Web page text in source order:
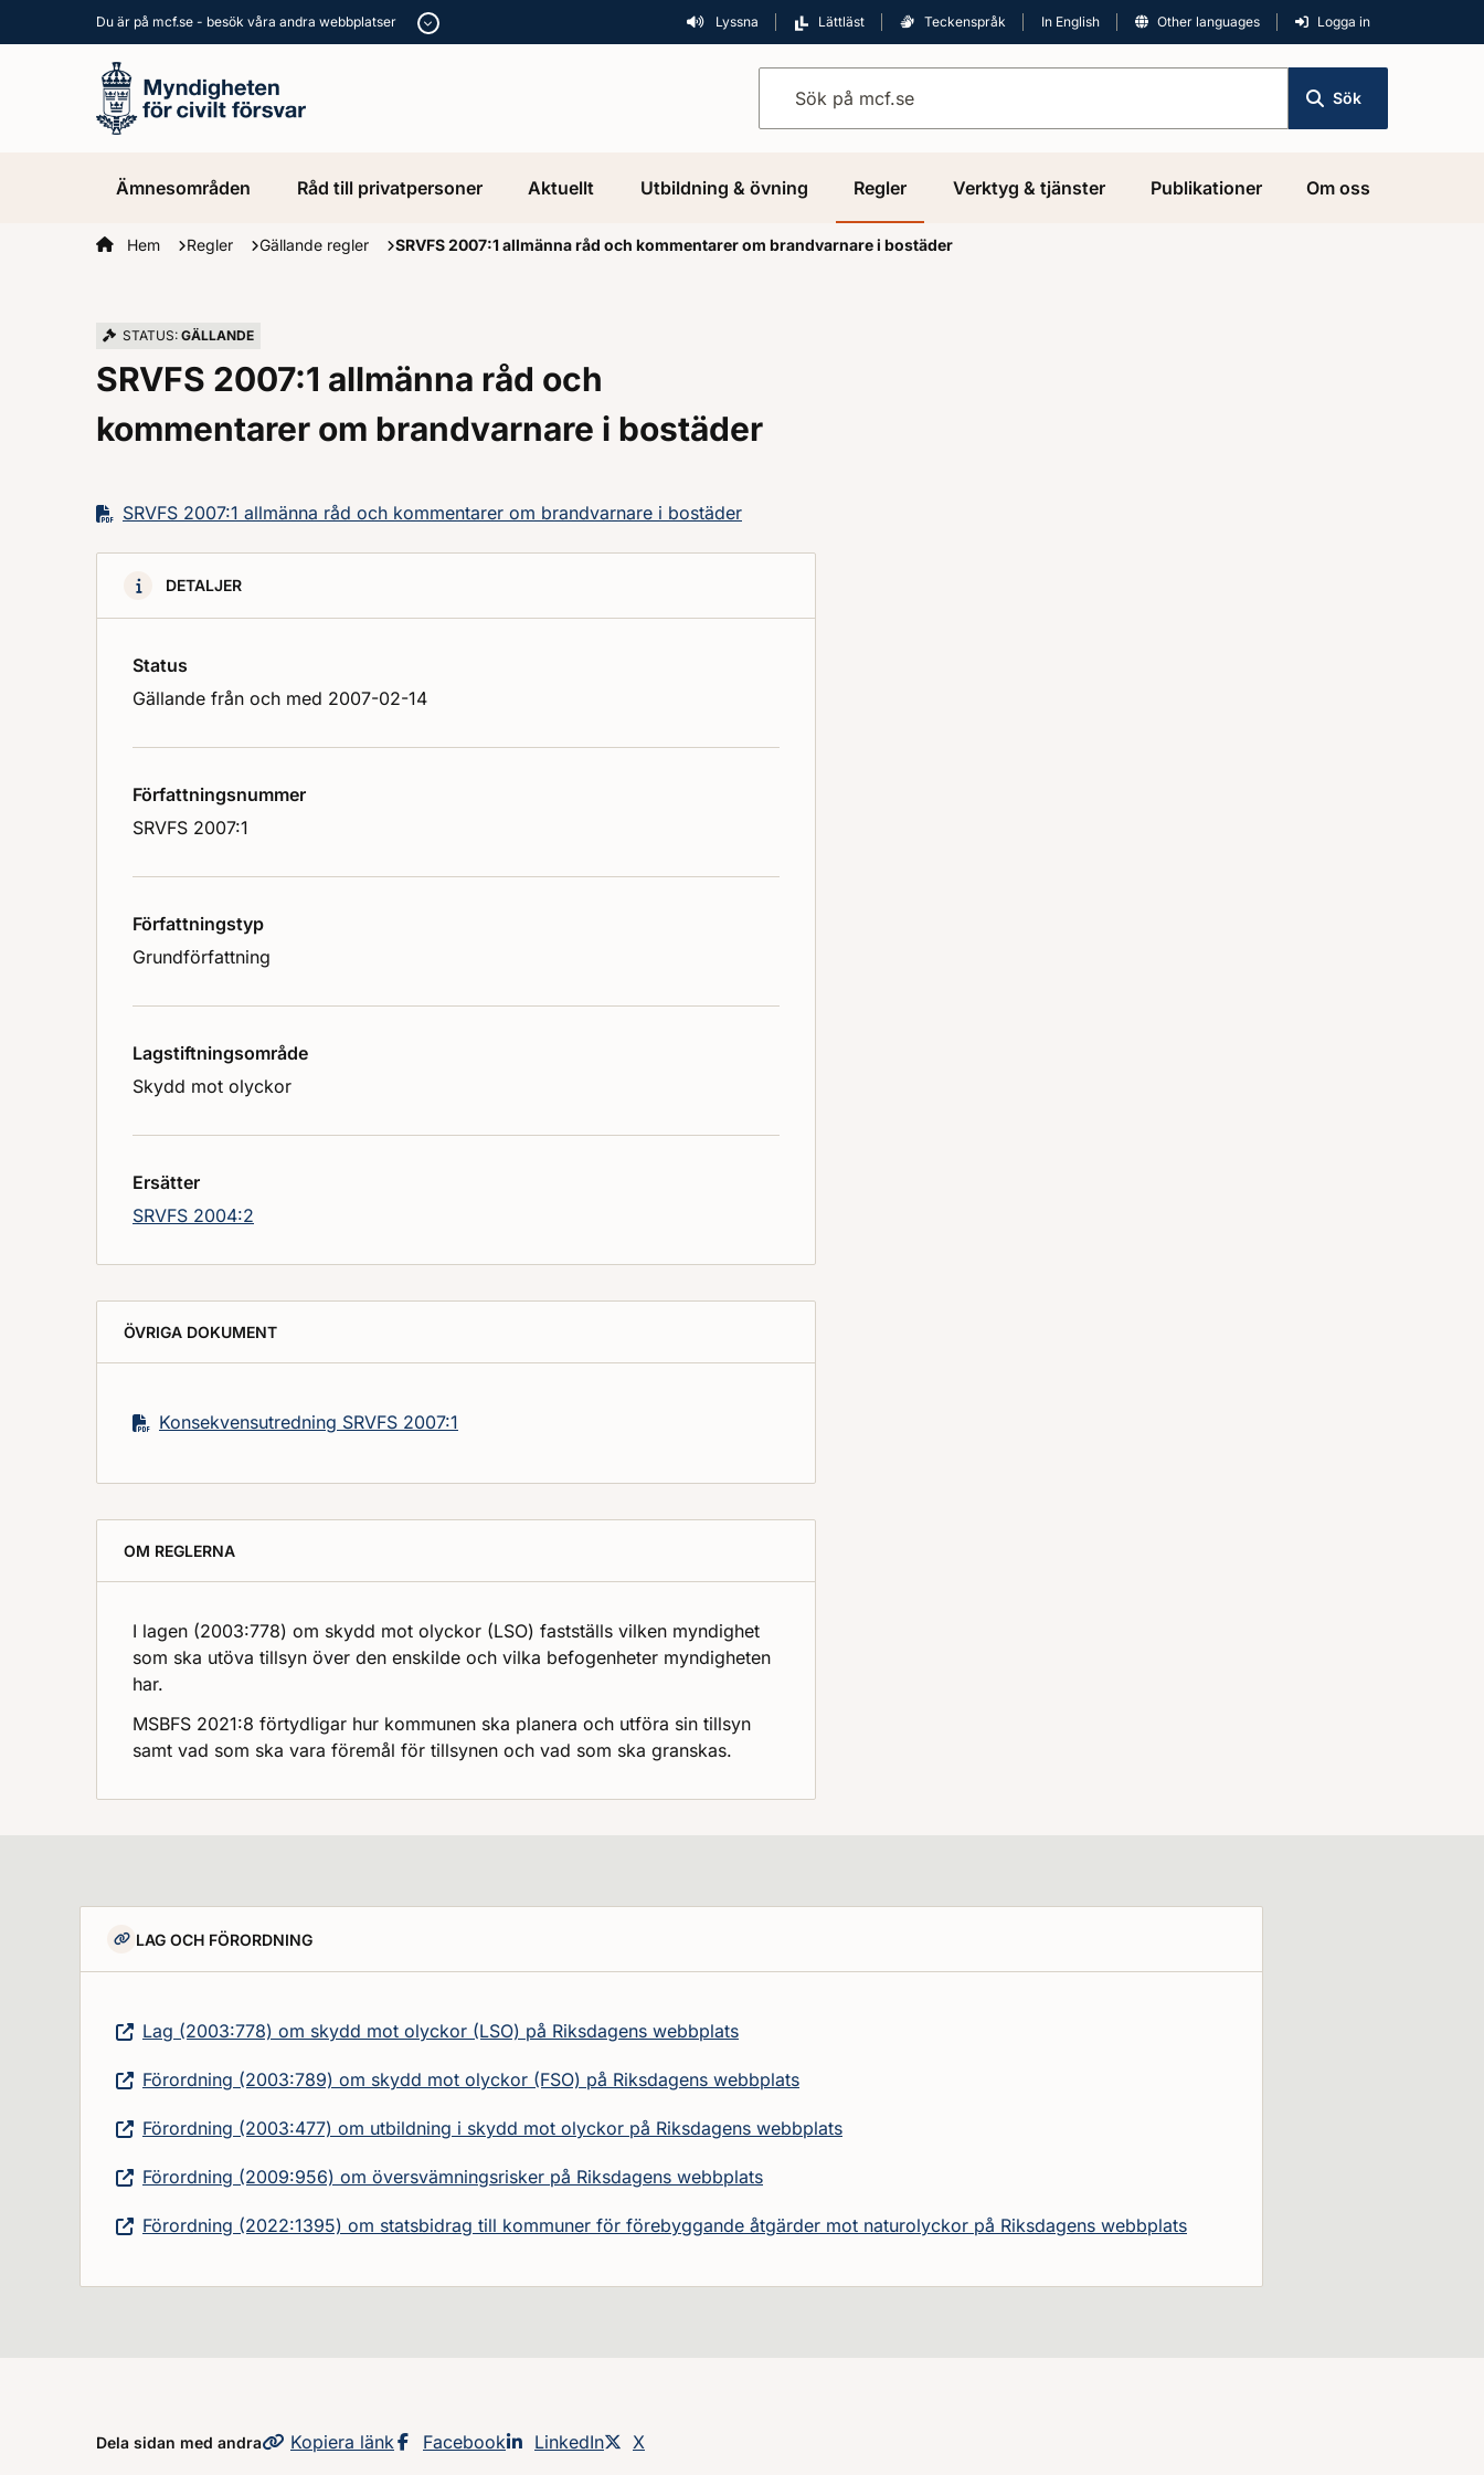
Du är på mcf.se - besök våra andra webbplatser Lyssna Lättläst Teckenspråk In English Other languages Logga in
Sök
Ämnesområden Råd till privatpersoner Aktuellt Utbildning & övning Regler Verktyg & tjänster Publikationer Om oss
Startsidan
Hem Regler Gällande regler SRVFS 2007:1 allmänna råd och kommentarer om brandvarnare i bostäder
STATUS: GÄLLANDE
SRVFS 2007:1 allmänna råd och
kommentarer om brandvarnare i bostäder
SRVFS 2007:1 allmänna råd och kommentarer om brandvarnare i bostäder
DETALJER
Status
Gällande från och med 2007-02-14
Författningsnummer
SRVFS 2007:1
Författningstyp
Grundförfattning
Lagstiftningsområde
Skydd mot olyckor
Ersätter
SRVFS 2004:2
ÖVRIGA DOKUMENT
Konsekvensutredning SRVFS 2007:1
OM REGLERNA
I lagen (2003:778) om skydd mot olyckor (LSO) fastställs vilken myndighet
som ska utöva tillsyn över den enskilde och vilka befogenheter myndigheten
har.
MSBFS 2021:8 förtydligar hur kommunen ska planera och utföra sin tillsyn
samt vad som ska vara föremål för tillsynen och vad som ska granskas.
LAG OCH FÖRORDNING
Lag (2003:778) om skydd mot olyckor (LSO) på Riksdagens webbplats
Förordning (2003:789) om skydd mot olyckor (FSO) på Riksdagens webbplats
Förordning (2003:477) om utbildning i skydd mot olyckor på Riksdagens webbplats
Förordning (2009:956) om översvämningsrisker på Riksdagens webbplats
Förordning (2022:1395) om statsbidrag till kommuner för förebyggande åtgärder mot naturolyckor på Riksdagens webbplats
Dela sidan med andra Kopiera sidans
länk Dela sidan på
Facebook Dela sidan på
LinkedIn Dela sidan på
X